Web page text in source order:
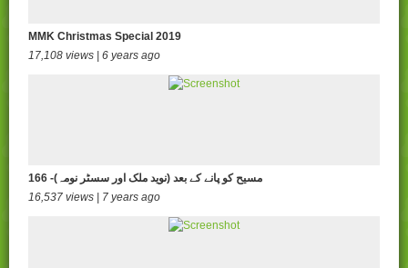
MMK Christmas Special 2019
17,108 views | 6 years ago
166 -مسیح کو پانے کے بعد (نوید ملک اور سسٹر نومہ)
16,537 views | 7 years ago